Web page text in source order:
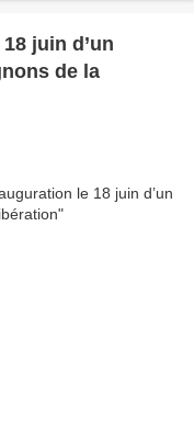
juin d’un
de la